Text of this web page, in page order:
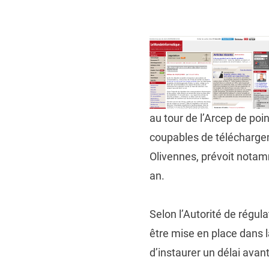
au tour de l’Arcep de
coupables de
Olivennes, prévoit
an.
Selon l’Autorité de
être mise en place dans
d’instaurer un délai